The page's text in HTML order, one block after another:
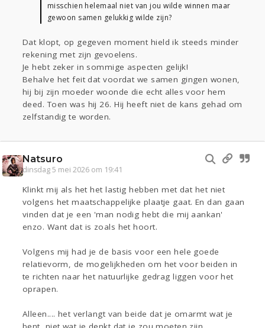
misschien helemaal niet van jou wilde winnen maar
gewoon samen gelukkig wilde zijn?
Dat klopt, op gegeven moment hield ik steeds minder
rekening met zijn gevoelens.
Je hebt zeker in sommige aspecten gelijk!
Behalve het feit dat voordat we samen gingen wonen,
hij bij zijn moeder woonde die echt alles voor hem
deed. Toen was hij 26. Hij heeft niet de kans gehad om
zelfstandig te worden.
Natsuro
dinsdag 5 mei 2026 om 19:41
Klinkt mij als het het lastig hebben met dat het niet
volgens het maatschappelijke plaatje gaat. En dan gaan
vinden dat je een 'man nodig hebt die mij aankan'
enzo. Want dat is zoals het hoort.
Volgens mij had je de basis voor een hele goede
relatievorm, de mogelijkheden om het voor beiden in
te richten naar het natuurlijke gedrag liggen voor het
oprapen.
Alleen.... het verlangt van beide dat je omarmt wat je